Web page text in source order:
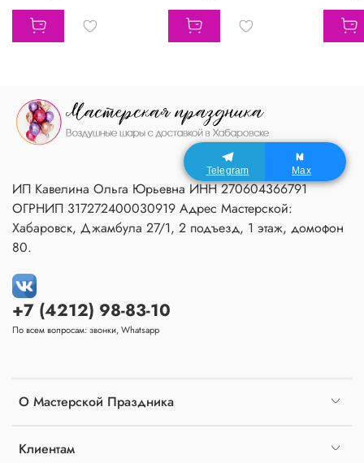
О Мастерской Праздника
Клиентам
+7 (4212) 98-83-10
По всем вопросам: звонки, Whatsapp
ИП Кавелина Ольга Юрьевна ИНН 270604366791
ОГРНИП 317272400030919 Адрес Мастерской:
Хабаровск, Джамбула 27/1, 2 подъезд, 1 этаж, домофон
80.
Telegram Max